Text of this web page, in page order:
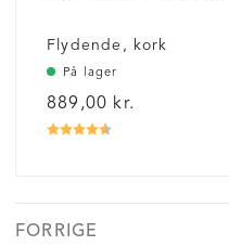
Flydende, kork
På lager
889,00 kr.
Vurdering:
FORRIGE